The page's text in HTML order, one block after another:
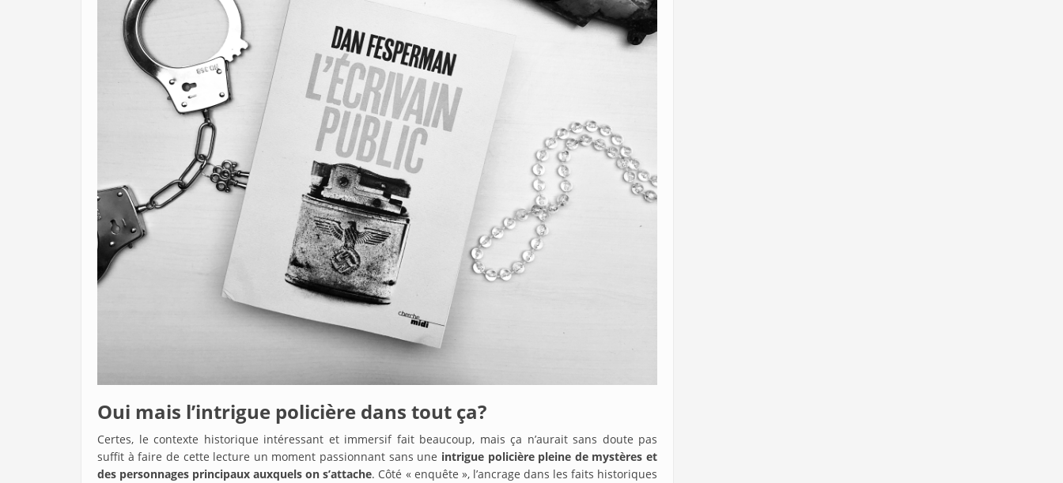
Oui mais l’intrigue policière dans tout ça?
Certes, le contexte historique intéressant et immersif fait beaucoup, mais ça n’aurait sans doute pas
suffit à faire de cette lecture un moment passionnant sans une intrigue policière pleine de mystères et
des personnages principaux auxquels on s’attache. Côté « enquête », l’ancrage dans les faits historiques